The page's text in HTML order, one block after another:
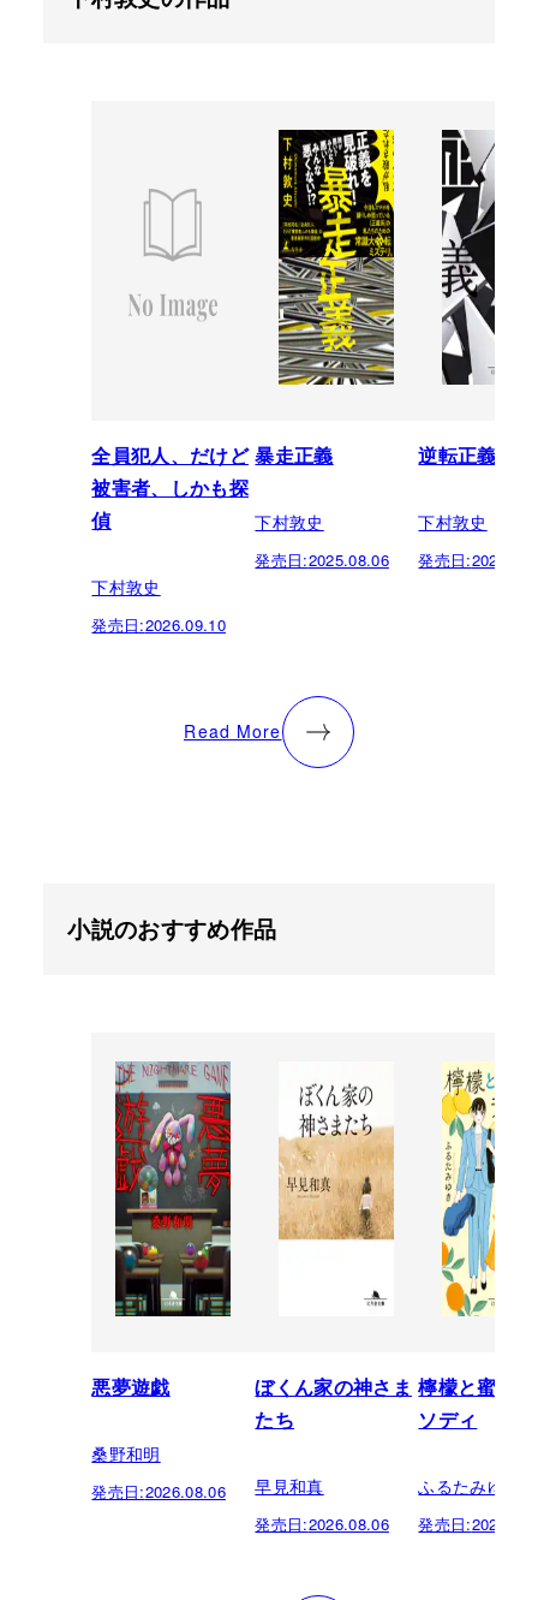
全員犯人、だけど
被害者、しかも探
偵
下村敦史
発売日:2026.09.10
暴走正義
下村敦史
発売日:2025.08.06
逆転正義
下村敦史
発売日:
Read More
小説のおすすめ作品
悪夢遊戯
桑野和明
発売日:2026.08.06
ぼくん家の神さま
たち
早見和真
発売日:2026.08.06
檸檬と蜜柑
ソディ
ふるたみゆき
発売日: